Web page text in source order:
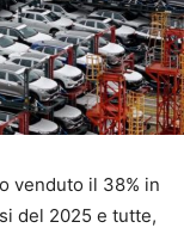
venduto il 38% in
del 2025 e tutte,